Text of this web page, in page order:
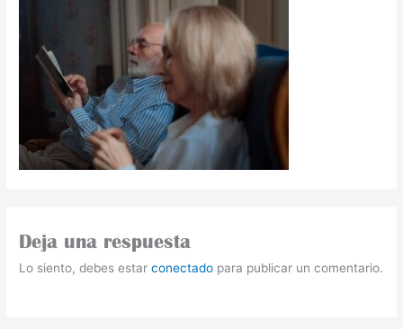
Deja una respuesta
Lo siento, debes estarconectado para publicar un comentario.